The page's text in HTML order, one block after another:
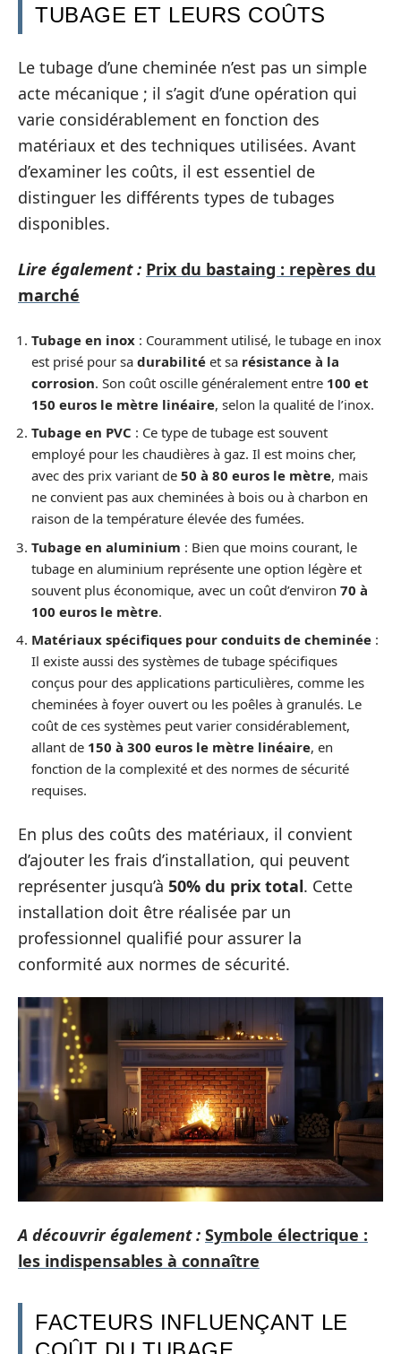
TUBAGE ET LEURS COÛTS
Le tubage d’une cheminée n’est pas un simple
acte mécanique ; il s’agit d’une opération qui
varie considérablement en fonction des
matériaux et des techniques utilisées. Avant
d’examiner les coûts, il est essentiel de
distinguer les différents types de tubages
disponibles.
Lire également : Prix du bastaing : repères du
marché
Tubage en inox : Couramment utilisé, le tubage en inox
est prisé pour sa durabilité et sa résistance à la
corrosion. Son coût oscille généralement entre 100 et
150 euros le mètre linéaire, selon la qualité de l’inox.
Tubage en PVC : Ce type de tubage est souvent
employé pour les chaudières à gaz. Il est moins cher,
avec des prix variant de 50 à 80 euros le mètre, mais
ne convient pas aux cheminées à bois ou à charbon en
raison de la température élevée des fumées.
Tubage en aluminium : Bien que moins courant, le
tubage en aluminium représente une option légère et
souvent plus économique, avec un coût d’environ 70 à
100 euros le mètre.
Matériaux spécifiques pour conduits de cheminée :
Il existe aussi des systèmes de tubage spécifiques
conçus pour des applications particulières, comme les
cheminées à foyer ouvert ou les poêles à granulés. Le
coût de ces systèmes peut varier considérablement,
allant de 150 à 300 euros le mètre linéaire, en
fonction de la complexité et des normes de sécurité
requises.
En plus des coûts des matériaux, il convient
d’ajouter les frais d’installation, qui peuvent
représenter jusqu’à 50% du prix total. Cette
installation doit être réalisée par un
professionnel qualifié pour assurer la
conformité aux normes de sécurité.
A découvrir également : Symbole électrique :
les indispensables à connaître
FACTEURS INFLUENÇANT LE